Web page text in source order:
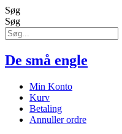
Søg
Søg
De små engle
Min Konto
Kurv
Betaling
Annuller ordre